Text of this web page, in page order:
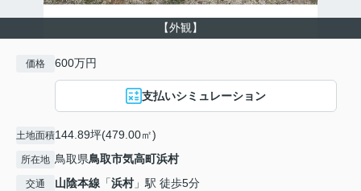
【外観】
価格 600万円
支払いシミュレーション
土地面積144.89坪(479.00㎡)
所在地 鳥取県鳥取市気高町浜村
交通 山陰本線 「浜村」駅 徒歩5分